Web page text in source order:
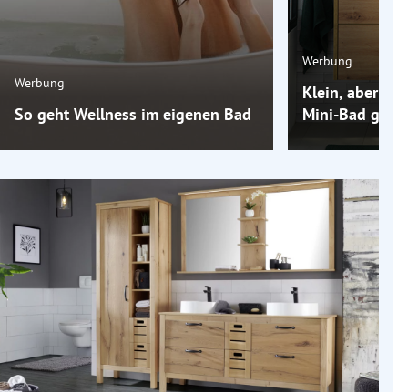
Werbung
So geht Wellness im eigenen Bad
Werbung
Klein, aber
Mini-Bad groß